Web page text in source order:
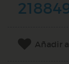
Añadir